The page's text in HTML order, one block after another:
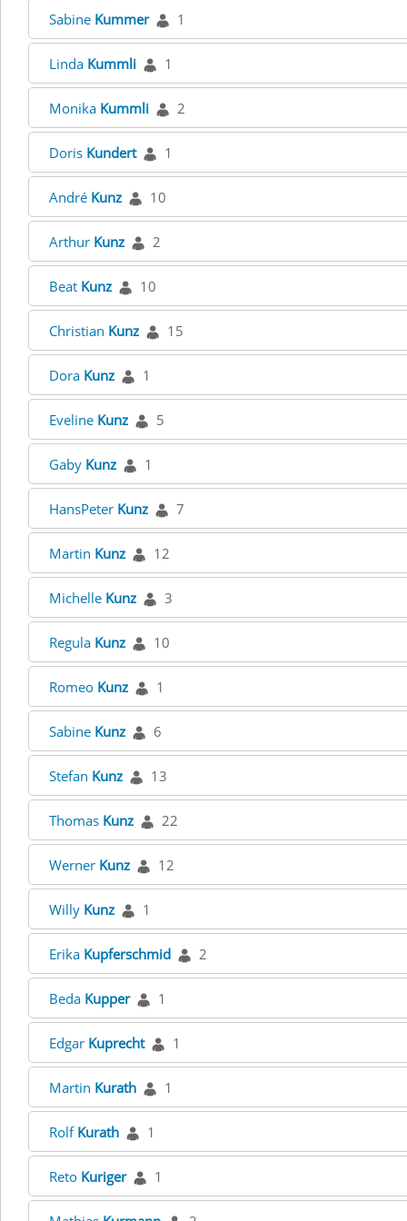
Sabine Kummer 1
Linda Kummli 1
Monika Kummli 2
Doris Kundert 1
André Kunz 10
Arthur Kunz 2
Beat Kunz 10
Christian Kunz 15
Dora Kunz 1
Eveline Kunz 5
Gaby Kunz 1
HansPeter Kunz 7
Martin Kunz 12
Michelle Kunz 3
Regula Kunz 10
Romeo Kunz 1
Sabine Kunz 6
Stefan Kunz 13
Thomas Kunz 22
Werner Kunz 12
Willy Kunz 1
Erika Kupferschmid 2
Beda Kupper 1
Edgar Kuprecht 1
Martin Kurath 1
Rolf Kurath 1
Reto Kuriger 1